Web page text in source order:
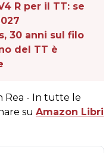
R per il TT: se
30 anni sul filo
del TT è
Rea - In tutte le
su Amazon Libri